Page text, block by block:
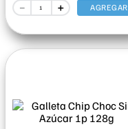
＋
－ AGREGAR